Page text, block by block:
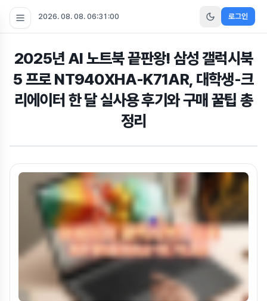
2026. 08. 08. 06:31:01 로그인
2025년 AI 노트북 끝판왕! 삼성 갤럭시북
5 프로 NT940XHA-K71AR, 대학생-크
리에이터 한 달 실사용 후기와 구매 꿀팁 총
정리